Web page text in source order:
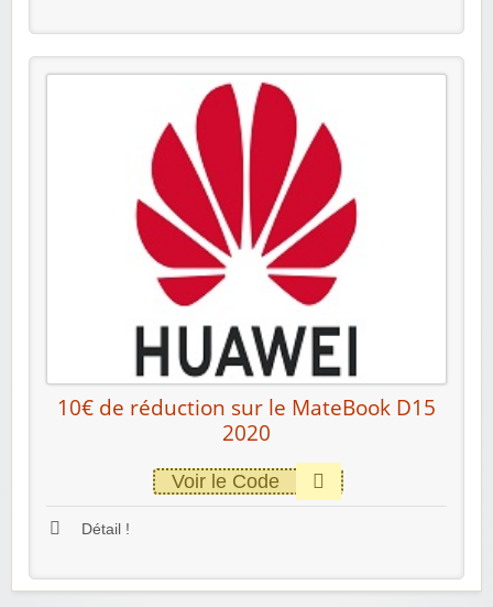
10€ de réduction sur le MateBook D15
2020
Voir le Code
Détail !